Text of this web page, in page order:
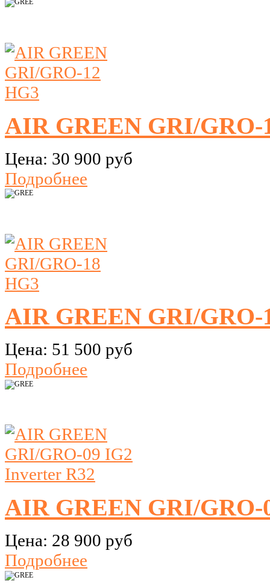
AIR GREEN GRI/GRO-
Цена: 30 900 руб
Подробнее
AIR GREEN GRI/GRO-
Цена: 51 500 руб
Подробнее
AIR GREEN GRI/GRO-
Цена: 28 900 руб
Подробнее